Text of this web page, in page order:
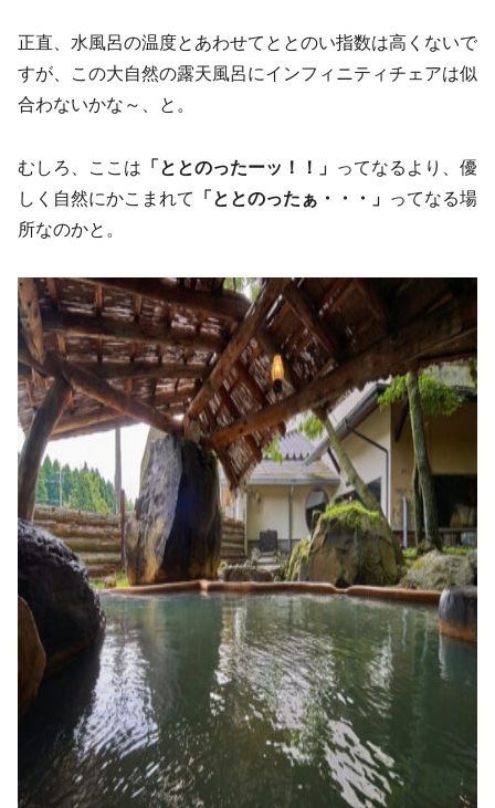
正直、水風呂の温度とあわせてととのい指数は高くないで
すが、この大自然の露天風呂にインフィニティチェアは似
合わないかな～、と。
むしろ、ここは 「ととのったーッ！！」 ってなるより、優
しく自然にかこまれて
「ととのった ぁ ・・・」 ってなる場
所なのかと。